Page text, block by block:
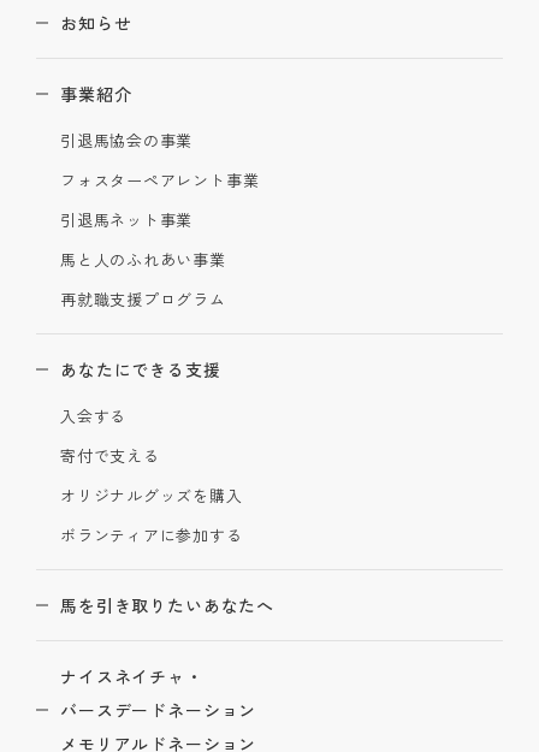
お知らせ
事業紹介
引退馬協会の事業
フォスターペアレント事業
引退馬ネット事業
馬と人のふれあい事業
再就職支援プログラム
あなたにできる支援
入会する
寄付で支える
オリジナルグッズを購入
ボランティアに参加する
馬を引き取りたいあなたへ
ナイスネイチャ・
バースデードネーション
メモリアルドネーション